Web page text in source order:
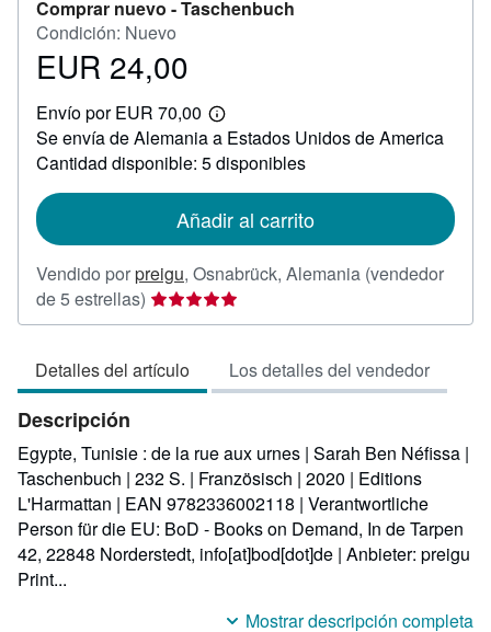
Comprar nuevo -Taschenbuch
Condición: Nuevo
Precio
24,00
EUR 24,00
Envío por EUR 70,00
Más
información
sobre
las
envío
Se envía de Alemania a Estados Unidos de America
Cantidad disponible: 5 disponibles
Añadir al carrito
Vendido porpreigu, Osnabrück, Alemania (vendedor
de 5 estrellas) Calificación
del
5
de
estrellas
Detalles del artículo Los detalles del vendedor
Descripción
Egypte, Tunisie : de la rue aux urnes | Sarah Ben Néfissa |
Taschenbuch | 232 S. | Französisch | 2020 | Editions
L'Harmattan | EAN 9782336002118 | Verantwortliche
Person für die EU: BoD - Books on Demand, In de Tarpen
42, 22848 Norderstedt, info[at]bod[dot]de | Anbieter: preigu
Print...
Mostrar descripción completa